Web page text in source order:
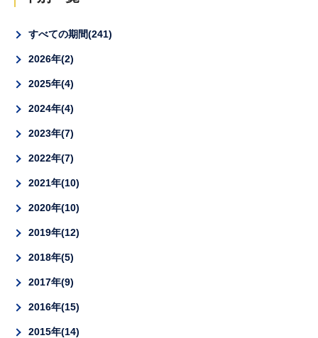
すべての期間 241
2026年 2
2025年 4
2024年 4
2023年 7
2022年 7
2021年 10
2020年 10
2019年 12
2018年 5
2017年 9
2016年 15
2015年 14